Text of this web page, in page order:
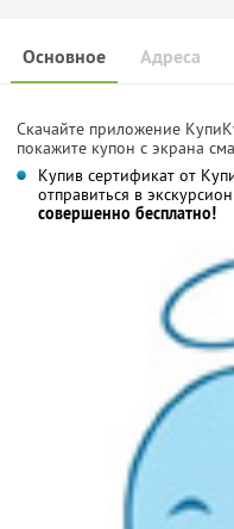
Основное Адреса
Скачайте приложение
покажите купон с экрана
Купив сертификат от
отправиться в
совершенно бесплатно!